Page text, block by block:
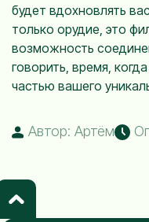
будет вдохновлять
только орудие, это
возможность
говорить, время,
частью вашего
Автор: Артём